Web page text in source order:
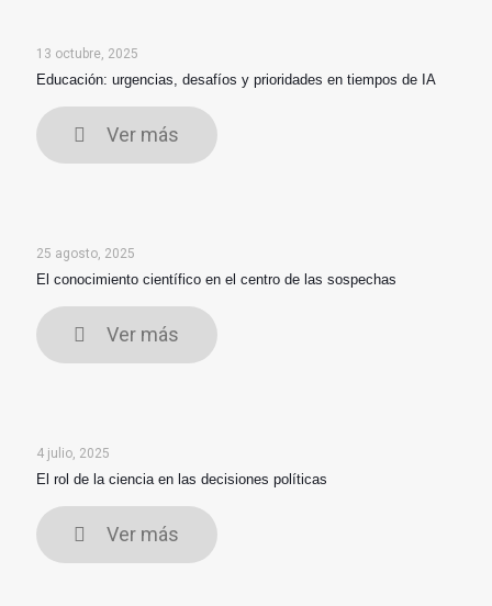
13 octubre, 2025
Educación: urgencias, desafíos y prioridades en tiempos de IA
Ver más
25 agosto, 2025
El conocimiento científico en el centro de las sospechas
Ver más
4 julio, 2025
El rol de la ciencia en las decisiones políticas
Ver más